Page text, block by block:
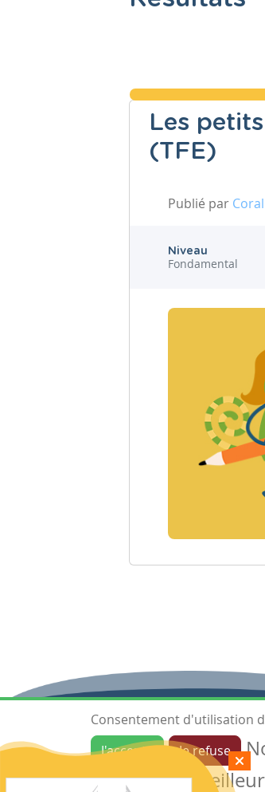
Les
(TFE)
Publié par
Niveau
Fondamental
Ressources
Les ressources
Consentement d'utilisation
J'accepte
Je refuse
garantir de